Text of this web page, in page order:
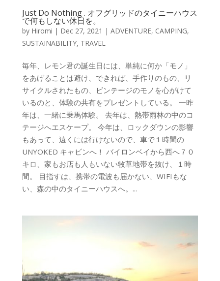
Just Do Nothing . オフグリッドのタイニーハウス
で何もしない休日を。
by Hiromi | Dec 27, 2021 | ADVENTURE, CAMPING,
SUSTAINABILITY, TRAVEL
毎年、レモン君の誕生日には、単純に何か「モノ」
をあげることは避け、できれば、手作りのもの、リ
サイクルされたもの、ビンテージのモノを心がけて
いるのと、体験の共有をプレゼントしている。 一昨
年は、一緒に乗馬体験。 去年は、熱帯雨林の中のコ
テージへエスケープ。 今年は、ロックダウンの影響
もあって、遠くには行けないので、車で１時間の
UNYOKED キャビンへ！ バイロンベイから西へ７０
キロ、家もお店も人もいない牧草地帯を抜け、１時
間。 目指すは、携帯の電波も届かない、WIFIもな
い、森の中のタイニーハウスへ。...